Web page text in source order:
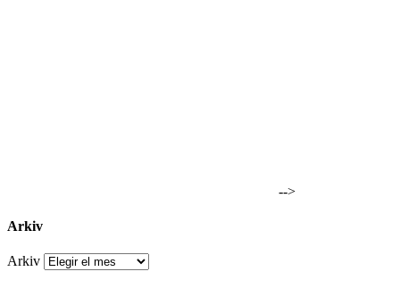
-->
Arkiv
Arkiv